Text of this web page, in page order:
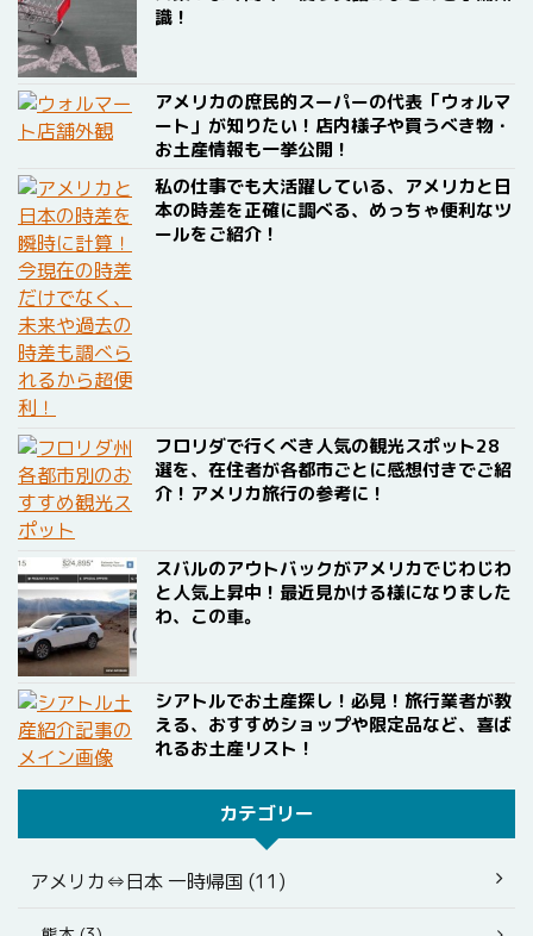
識！
アメリカの庶民的スーパーの代表「ウォルマ
ート」が知りたい！店内様子や買うべき物・
お土産情報も一挙公開！
私の仕事でも大活躍している、アメリカと日
本の時差を正確に調べる、めっちゃ便利なツ
ールをご紹介！
フロリダで行くべき人気の観光スポット28
選を、在住者が各都市ごとに感想付きでご紹
介！アメリカ旅行の参考に！
スバルのアウトバックがアメリカでじわじわ
と人気上昇中！最近見かける様になりました
わ、この車。
シアトルでお土産探し！必見！旅行業者が教
える、おすすめショップや限定品など、喜ば
れるお土産リスト！
カテゴリー
アメリカ⇔日本 一時帰国 (11)